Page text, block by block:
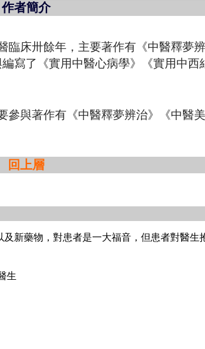
作者簡介
床卅餘年，主要著作有《中醫釋夢辨
寫了《實用中醫心病學》《實用中西
參與著作有《中醫釋夢辨治》《中醫
回上層
新藥物，對患者是一大福音，但患者對醫生
生